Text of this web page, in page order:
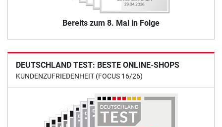
Bereits zum 8. Mal in Folge
DEUTSCHLAND TEST: BESTE ONLINE-SHOPS
KUNDENZUFRIEDENHEIT (FOCUS 16/26)